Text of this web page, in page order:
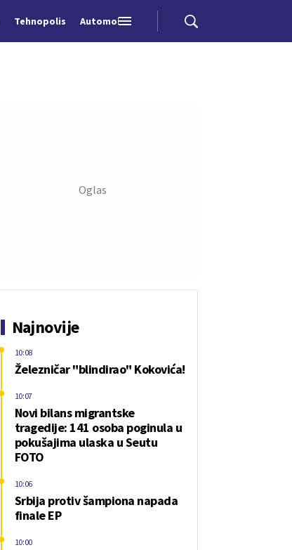
Tehnopolis Automobili
Najnovije
Železničar "blindirao" Kokovića!
10:08
Novi bilans migrantske
tragedije: 141 osoba poginula u
pokušajima ulaska u Seutu
FOTO
10:07
Srbija protiv šampiona napada
finale EP
10:06
10:00